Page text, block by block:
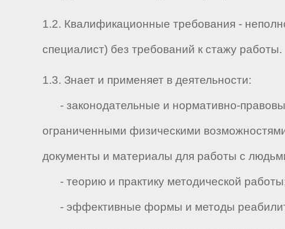
1.2. Квалификационные требования -
специалист) без требований к стажу работы.
1.3. Знает и применяет в деятельности:
- законодательные и нормативно-
ограниченными физическими
документы и материалы для работы с
- теорию и практику методической
- эффективные формы и методы